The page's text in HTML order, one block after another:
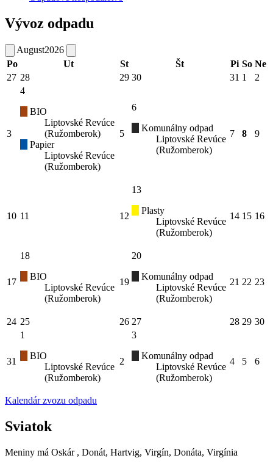
Vývoz odpadu
August2026
Po
Ut St Št Pi So Ne
27 28 29 30 31 1 2
3
4
BIO
Liptovské Revúce
(Ružomberok)
Papier
Liptovské Revúce
(Ružomberok)
5
6
Komunálny odpad
Liptovské Revúce
(Ružomberok)
7 8 9
10 11 12
13
Plasty
Liptovské Revúce
(Ružomberok)
14 15 16
17
18
BIO
Liptovské Revúce
(Ružomberok)
19
20
Komunálny odpad
Liptovské Revúce
(Ružomberok)
21 22 23
24 25 26 27 28 29 30
31
1
BIO
Liptovské Revúce
(Ružomberok)
2
3
Komunálny odpad
Liptovské Revúce
(Ružomberok)
4 5 6
Kalendár zvozu odpadu
Sviatok
Meniny má Oskár , Donát, Hartvig, Virgín, Donáta, Virgínia